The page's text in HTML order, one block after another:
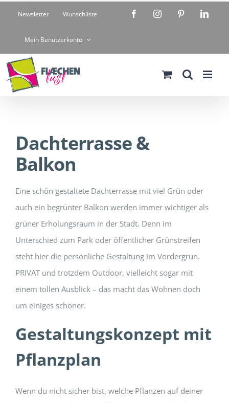
springen
Newsletter Wunschliste
Mein Benutzerkonto
FacebookInstagramPinterest
Dachterrasse &
Balkon
Eine schön gestaltete Dachterrasse mit viel Grün oder
auch ein begrünter Balkon werden immer wichtiger als
grüner Erholungsraum in der Stadt. Denn im
Unterschied zum Park oder öffentlicher Grünstreifen
steht hier die persönliche Gestaltung im Vordergrun.
PRIVAT und trotzdem Outdoor, vielleicht sogar mit
einem tollen Ausblick – das macht das Wohnen doch
um einiges schöner.
Gestaltungskonzept mit
Pflanzplan
Wenn du nicht sicher bist, welche Pflanzen auf deiner